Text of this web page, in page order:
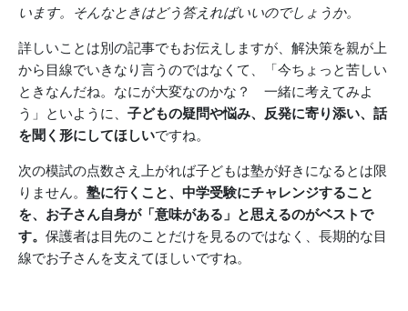
います。そんなときはどう答えればいいのでしょうか。
詳しいことは別の記事でもお伝えしますが、解決策を親が上
から目線でいきなり言うのではなくて、「今ちょっと苦しい
ときなんだね。なにが大変なのかな？ 一緒に考えてみよ
う」といように、 子どもの疑問や悩み、反発に寄り添い、話
を聞く形にしてほしいですね。
次の模試の点数さえ上がれば子どもは塾が好きになるとは限
りません。 塾に行くこと、中学受験にチャレンジすること
を、お子さん自身が「意味がある」と思えるのがベストで
す。 保護者は目先のことだけを見るのではなく、長期的な目
線でお子さんを支えてほしいですね。